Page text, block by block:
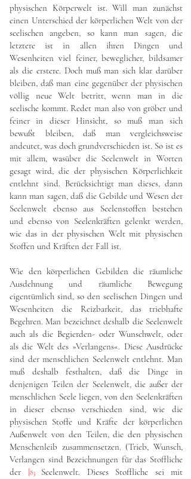
physischen Körperwelt ist. Will man zunächst
einen Unterschied der körperlichen Welt von der
seelischen angeben, so kann man sagen, die
letztere ist in allen ihren Dingen und
Wesenheiten viel feiner, beweglicher, bildsamer
als die erstere. Doch muß man sich klar darüber
bleiben, daß man eine gegenüber der physischen
völlig neue Welt betritt, wenn man in die
seelische kommt. Redet man also von gröber und
feiner in dieser Hinsicht, so muß man sich
bewußt bleiben, daß man vergleichsweise
andeutet, was doch grundverschieden ist. So ist es
mit allem, wasüber die Seelenwelt in Worten
gesagt wird, die der physischen Körperlichkeit
entlehnt sind. Berücksichtigt man dieses, dann
kann man sagen, daß die Gebilde und Wesen der
Seelenwelt ebenso aus Seelenstoffen bestehen
und ebenso von Seelenkräften gelenkt werden,
wie das in der physischen Welt mit physischen
Stoffen und Kräften der Fall ist.
Wie den körperlichen Gebilden die räumliche
Ausdehnung und räumliche Bewegung
eigentümlich sind, so den seelischen Dingen und
Wesenheiten die Reizbarkeit, das triebhafte
Begehren. Man bezeichnet deshalb die Seelenwelt
auch als die Begierden- oder Wunschwelt, oder
als die Welt des »Verlangens«. Diese Ausdrücke
sind der menschlichen Seelenwelt entlehnt. Man
muß deshalb festhalten, daß die Dinge in
denjenigen Teilen der Seelenwelt, die außer der
menschlichen Seele liegen, von den Seelenkräften
in dieser ebenso verschieden sind, wie die
physischen Stoffe und Kräfte der körperlichen
Außenwelt von den Teilen, die den physischen
Menschenleib zusammensetzen. (Trieb, Wunsch,
Verlangen sind Bezeichnungen für das Stoffliche
der |83 Seelenwelt. Dieses Stoffliche sei mit